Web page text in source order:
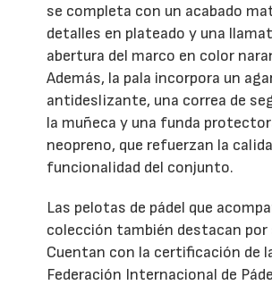
se completa con un acabado
detalles en plateado y una
abertura del marco en color
Además, la pala incorpora un
antideslizante, una correa de
la muñeca y una funda
neopreno, que refuerzan la
funcionalidad del conjunto.
Las pelotas de pádel que
colección también destacan por
Cuentan con la certificación de
Federación Internacional de